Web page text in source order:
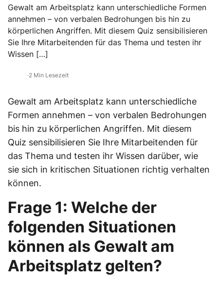
Gewalt am Arbeitsplatz kann unterschiedliche Formen
annehmen – von verbalen Bedrohungen bis hin zu
körperlichen Angriffen. Mit diesem Quiz sensibilisieren
Sie Ihre Mitarbeitenden für das Thema und testen ihr
Wissen […]
·2 Min Lesezeit
Gewalt am Arbeitsplatz kann unterschiedliche
Formen annehmen – von verbalen Bedrohungen
bis hin zu körperlichen Angriffen. Mit diesem
Quiz sensibilisieren Sie Ihre Mitarbeitenden für
das Thema und testen ihr Wissen darüber, wie
sie sich in kritischen Situationen richtig verhalten
können.
Frage 1: Welche der
folgenden Situationen
können als Gewalt am
Arbeitsplatz gelten?